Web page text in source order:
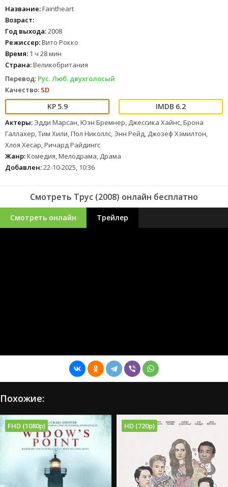
Название:Faintheart
Возраст:
Год выхода:2008
Режиссер:Вито Рокко
Время: 1 ч 28 мин
Страна:Великобритания
Перевод: Рус. Люб. двухголосый
Качество: SD
5.9 6.2
Актеры: Эдди Марсан, Юэн Бремнер, Джессика Хайнс, Брона
Галлахер, Тим Хили, Пол Николлс, Энн Рейд, Джозеф Хэмилтон,
Хлоя Хесар, Ричард Райдингс
Жанр:Комедия, Мелодрама, Драма
Добавлен:22-10-2025, 10:36
Смотреть Трус (2008) онлайн бесплатно
Смотреть онлайн Трейлер
Похожие:
FHD (1080p) HD (720p)